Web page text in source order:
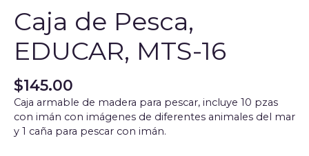
Caja de Pesca,
EDUCAR, MTS-16
$145.00
Caja armable de madera para pescar, incluye 10 pzas
con imán con imágenes de diferentes animales del mar
y 1 caña para pescar con imán.
cantidad